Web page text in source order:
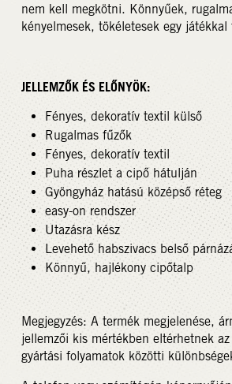
nem kell megkötni. Könnyűek,
kényelmesek, tökéletesek egy
JELLEMZŐK ÉS ELŐNYÖK:
Fényes, dekoratív textil külső
Rugalmas fűzők
Fényes, dekoratív textil
Puha részlet a cipő hátulján
Gyöngyház hatású középső réteg
easy-on rendszer
Utazásra kész
Levehető habszivacs belső
Könnyű, hajlékony cipőtalp
Megjegyzés: A termék megjelenése,
jellemzői kis mértékben eltérhetnek
gyártási folyamatok közötti